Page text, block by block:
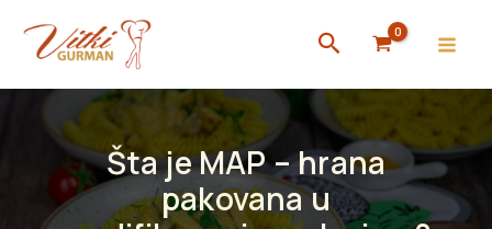
content
Search
Šta je MAP – hrana
pakovana u